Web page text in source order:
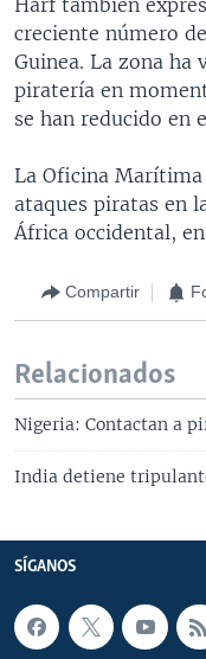
creciente número
Guinea. La zona ha
piratería en
se han reducido en
La Oficina
ataques piratas en
África occidental,
Compartir
Relacionados
Nigeria: Contactan a
India detiene
SÍGANOS